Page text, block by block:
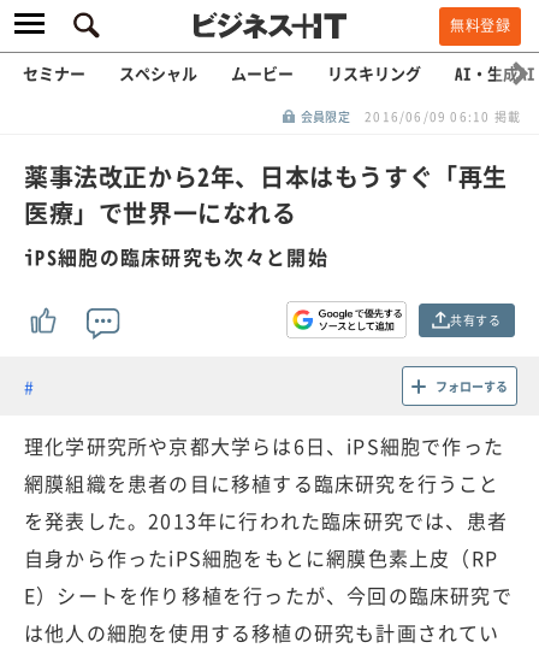
無料登録
セミナー スペシャル ムービー リスキリング AI・生成AI
会員限定 2016/06/09 06:10 掲載
薬事法改正から2年、日本はもうすぐ「再生
医療」で世界一になれる
iPS細胞の臨床研究も次々と開始
共有する
フォローする
理化学研究所や京都大学らは6日、iPS細胞で作った
網膜組織を患者の目に移植する臨床研究を行うこと
を発表した。2013年に行われた臨床研究では、患者
自身から作ったiPS細胞をもとに網膜色素上皮（RP
E）シートを作り移植を行ったが、今回の臨床研究で
は他人の細胞を使用する移植の研究も計画されてい